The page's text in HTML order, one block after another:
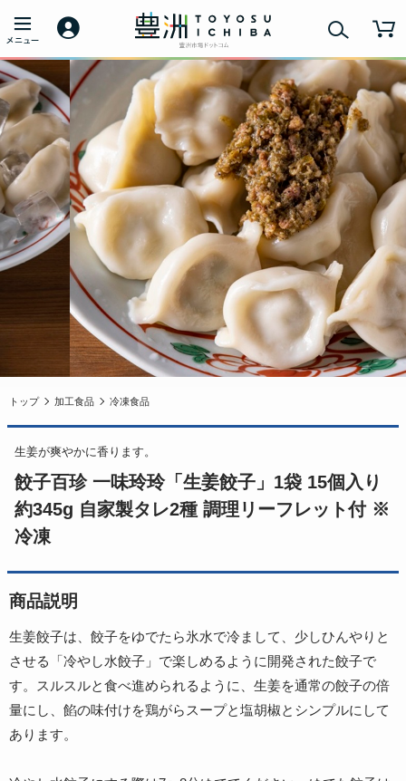
トップ 加工食品 冷凍食品
生姜が爽やかに香ります。
餃子百珍 一味玲玲「生姜餃子」1袋 15個入り
約345g 自家製タレ2種 調理リーフレット付 ※
冷凍
商品説明
生姜餃子は、餃子をゆでたら氷水で冷まして、少しひんやりと
させる「冷やし水餃子」で楽しめるように開発された餃子で
す。スルスルと食べ進められるように、生姜を通常の餃子の倍
量にし、餡の味付けを鶏がらスープと塩胡椒とシンプルにして
あります。